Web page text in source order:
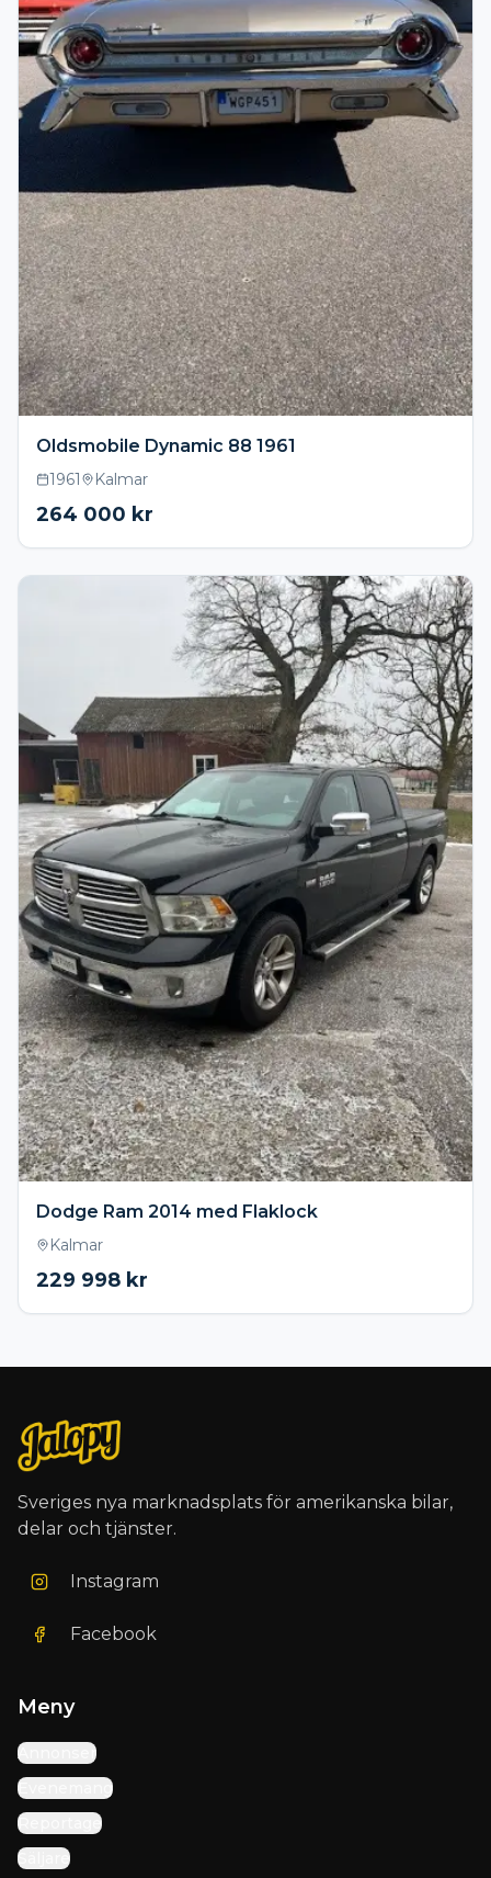
Oldsmobile Dynamic 88 1961
1961 Kalmar
264 000 kr
Dodge Ram 2014 med Flaklock
Kalmar
229 998 kr
Sveriges nya marknadsplats för amerikanska bilar,
delar och tjänster.
Instagram
Facebook
Meny
Annonser
Evenemang
Reportage
Säljare